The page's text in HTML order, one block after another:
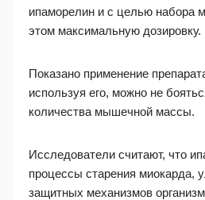
ипаморелин и с целью набора
этом максимальную дозировку.
Показано применение
используя его, можно не
количества мышечной массы.
Исследователи считают, что
процессы старения миокарда,
защитных механизмов